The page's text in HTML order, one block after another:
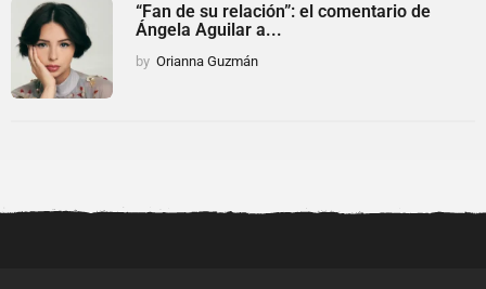
“Fan de su relación”: el comentario de
Ángela Aguilar a...
by Orianna Guzmán